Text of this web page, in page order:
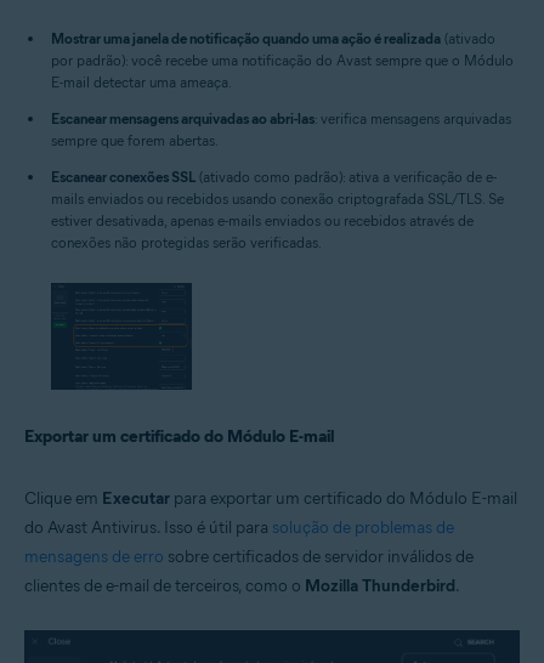
Mostrar uma janela de notificação quando uma ação é realizada (ativado
por padrão): você recebe uma notificação do Avast sempre que o Módulo
E-mail detectar uma ameaça.
Escanear mensagens arquivadas ao abri-las: verifica mensagens arquivadas
sempre que forem abertas.
Escanear conexões SSL (ativado como padrão): ativa a verificação de e-
mails enviados ou recebidos usando conexão criptografada SSL/TLS. Se
estiver desativada, apenas e-mails enviados ou recebidos através de
conexões não protegidas serão verificadas.
Exportar um certificado do Módulo E-mail
Clique em Executar para exportar um certificado do Módulo E-mail
do Avast Antivirus. Isso é útil para solução de problemas de
mensagens de erro sobre certificados de servidor inválidos de
clientes de e-mail de terceiros, como o Mozilla Thunderbird.